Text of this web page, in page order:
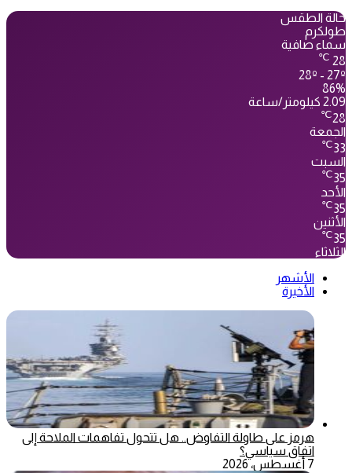
حالة الطقس
طولكرم
سماء صافية
28
℃
28º - 27º
86%
2.09 كيلومتر/ساعة
28
℃
الجمعة
33
℃
السبت
35
℃
الأحد
35
℃
الأثنين
35
℃
الثلاثاء
الأشهر
الأخيرة
هرمز على طاولة التفاوض.. هل تتحول تفاهمات الملاحة إلى
اتفاق سياسي؟
7 أغسطس، 2026